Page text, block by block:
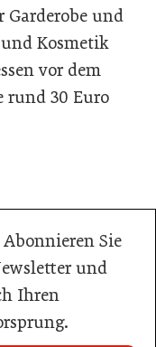
und
und Kosmetik
vor dem
rund 30 Euro
Sie
und
Ihren